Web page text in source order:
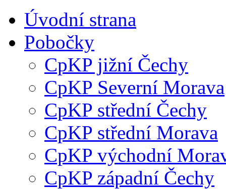
Úvodní strana
Pobočky
CpKP jižní Čechy
CpKP Severní Morava
CpKP střední Čechy
CpKP střední Morava
CpKP východní
CpKP západní Čechy